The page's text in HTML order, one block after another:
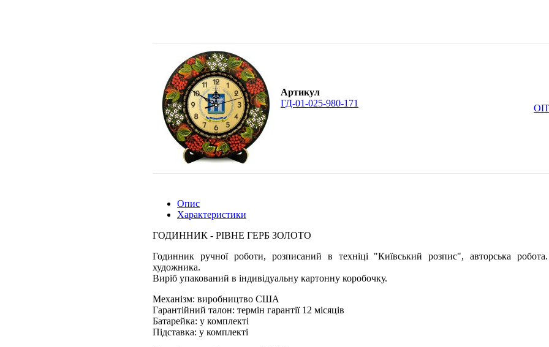
Артикул
ГД-01-025-980-171
Опис
Характеристики
ГОДИННИК - РІВНЕ ГЕРБ ЗОЛОТО
Годинник ручної роботи, розписаний в техніці "Київський розпис", авторська
художника.
Виріб упакований в індивідуальну картонну коробочку.
Механізм: виробництво США
Гарантійний талон: термін гарантії 12 місяців
Батарейка: у комплекті
Підставка: у комплекті